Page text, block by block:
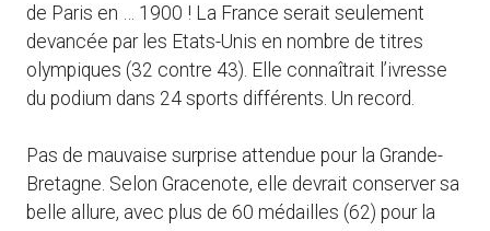
de Paris en … 1900 ! La France serait seulement
devancée par les Etats-Unis en nombre de titres
olympiques (32 contre 43). Elle connaîtrait l’ivresse
du podium dans 24 sports différents. Un record.
Pas de mauvaise surprise attendue pour la Grande-
Bretagne. Selon Gracenote, elle devrait conserver sa
belle allure, avec plus de 60 médailles (62) pour la